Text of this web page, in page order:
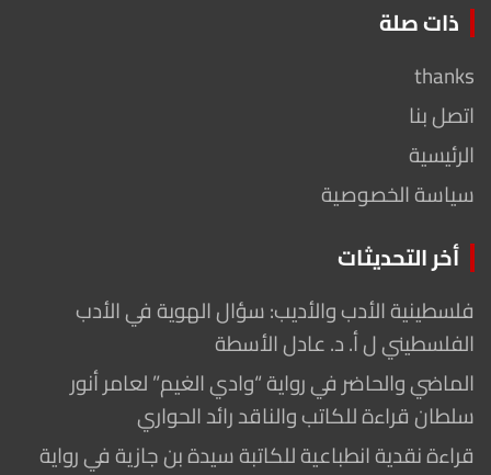
ذات صلة
thanks
اتصل بنا
الرئيسية
سياسة الخصوصية
أخر التحديثات
فلسطينية الأدب والأديب: سؤال الهوية في الأدب
الفلسطيني ل أ. د. عادل الأسطة
الماضي والحاضر في رواية “وادي الغيم” لعامر أنور
سلطان قراءة للكاتب والناقد رائد الحواري
قراءة نقدية انطباعية للكاتبة سيدة بن جازية في رواية